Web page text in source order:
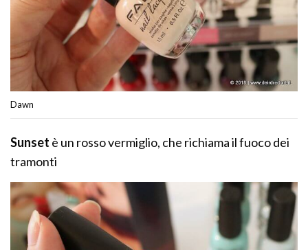
Dawn
Sunset è un rosso vermiglio, che richiama il fuoco dei
tramonti